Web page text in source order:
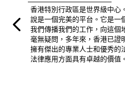
香港特別行政區是世界級中心
說是一個完美的平台。它是一
我們傳播我們的工作，向這個
毫無疑問，多年來，香港已證
擁有傑出的專業人士和優秀的
法律應用方面具有卓越的價值。